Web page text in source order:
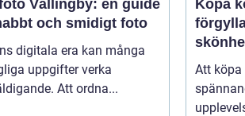
Vällingby: en guide
och smidigt foto
digitala era kan många
uppgifter verka
Att ordna...
Köpa
Att köpa